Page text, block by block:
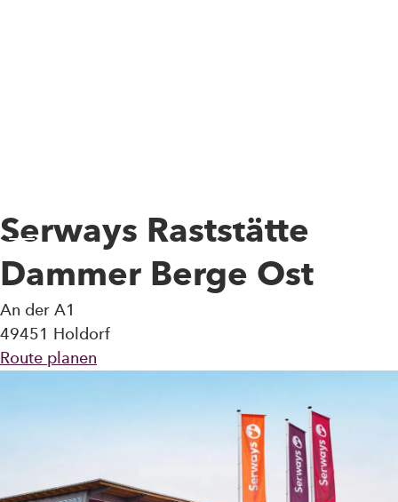
Serways Raststätte
Dammer Berge Ost
An der A1
49451 Holdorf
Route planen